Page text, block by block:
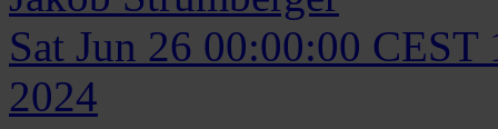
Sat Jun 26 00:00:00 CEST
2024